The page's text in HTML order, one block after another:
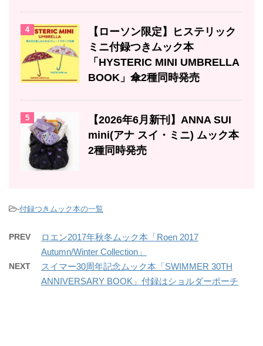
4
【ローソン限定】ヒステリック
ミニ付録つきムック本
「HYSTERIC MINI UMBRELLA
BOOK」傘2種同時発売
5
【2026年6月新刊】ANNA SUI
mini(アナ スイ・ミニ) ムック本
2種同時発売
-付録つきムック本の一覧
PREV
ロエン2017年秋冬ムック本「Roen 2017
Autumn/Winter Collection」
NEXT
スイマー30周年記念ムック本「SWIMMER 30TH
ANNIVERSARY BOOK」付録はショルダーポーチ